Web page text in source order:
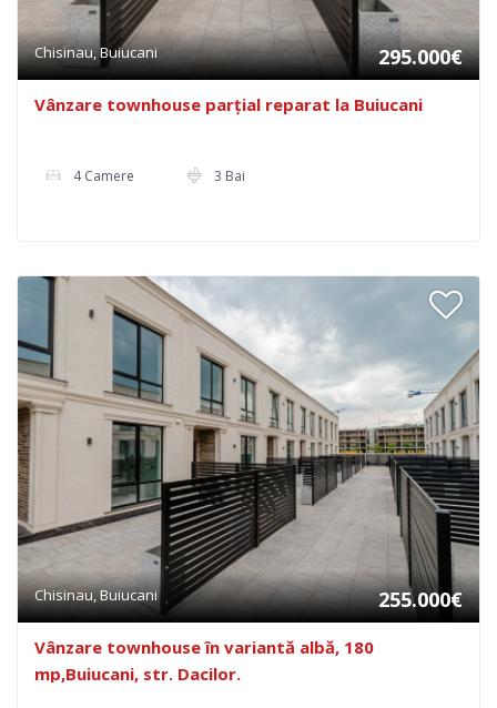
Chisinau, Buiucani 295.000€
Vânzare townhouse parțial reparat la Buiucani
4 Camere 3 Bai
Chisinau, Buiucani 255.000€
Vânzare townhouse în variantă albă, 180
mp,Buiucani, str. Dacilor.